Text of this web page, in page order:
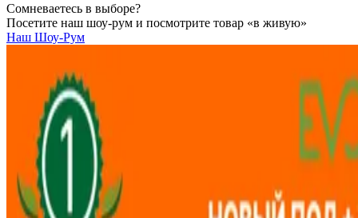
Сомневаетесь в выборе?
Посетите наш шоу-рум и посмотрите товар «в живую»
Наш Шоу-Рум